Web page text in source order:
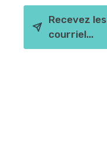
Recevez
courriel...